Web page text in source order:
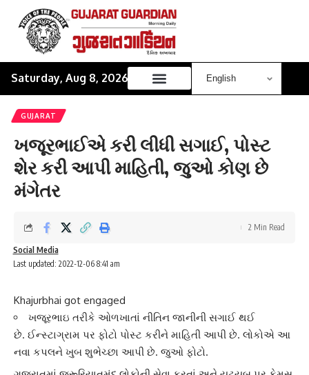
Saturday, Aug 8, 2026
GUJARAT
ખજૂરભાઈએ કરી લીધી સગાઈ, પોસ્ટ
શેર કરી આપી માહિતી, જુઓ કોણ છે
મંગેતર
Last updated: 2022-12-06 8:41 am
Social Media
2 Min Read
Khajurbhai got engaged
ખજૂરભાઇ તરીકે ઓળખાતાં નીતિન જાનીની સગાઈ થઈ
છે. ઈન્સ્ટાગ્રામ પર ફોટો પોસ્ટ કરીને માહિતી આપી છે. લોકોએ આ
નવા કપલને ખુબ શુભેચ્છા આપી છે. જુઓ ફોટો.